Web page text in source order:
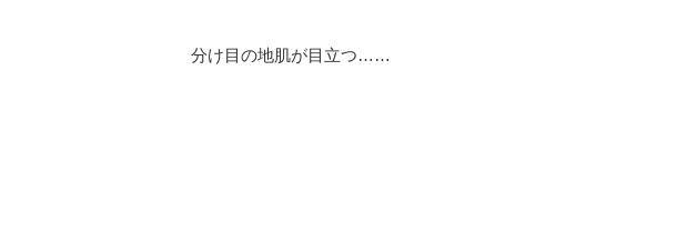
分け目の地肌が目立つ……